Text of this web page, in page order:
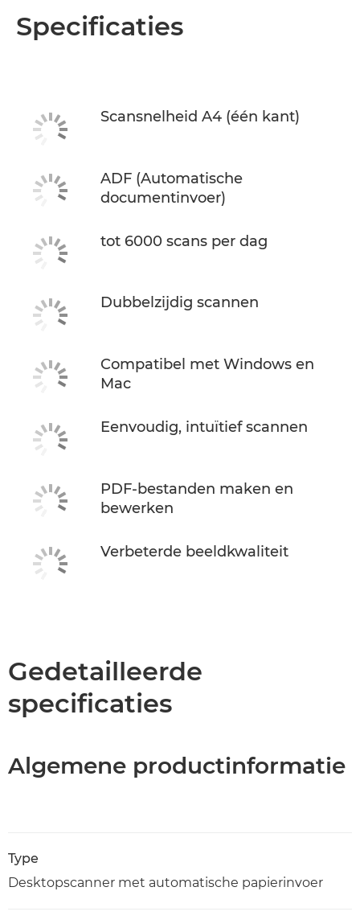
Specificaties
Scansnelheid A4 (één kant)
ADF (Automatische
documentinvoer)
tot 6000 scans per dag
Dubbelzijdig scannen
Compatibel met Windows en
Mac
Eenvoudig, intuïtief scannen
PDF-bestanden maken en
bewerken
Verbeterde beeldkwaliteit
Gedetailleerde
specificaties
Algemene productinformatie
Type
Desktopscanner met automatische papierinvoer